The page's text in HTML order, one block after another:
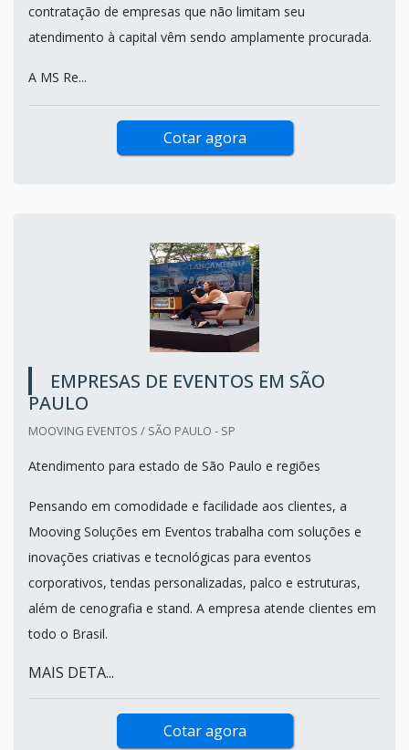
contratação de empresas que não limitam seu
atendimento à capital vêm sendo amplamente procurada.
A MS Re...
Cotar agora
EMPRESAS DE EVENTOS EM SÃO
PAULO
MOOVING EVENTOS / SÃO PAULO - SP
Atendimento para estado de São Paulo e regiões
Pensando em comodidade e facilidade aos clientes, a
Mooving Soluções em Eventos trabalha com soluções e
inovações criativas e tecnológicas para eventos
corporativos, tendas personalizadas, palco e estruturas,
além de cenografia e stand. A empresa atende clientes em
todo o Brasil.
MAIS DETA...
Cotar agora